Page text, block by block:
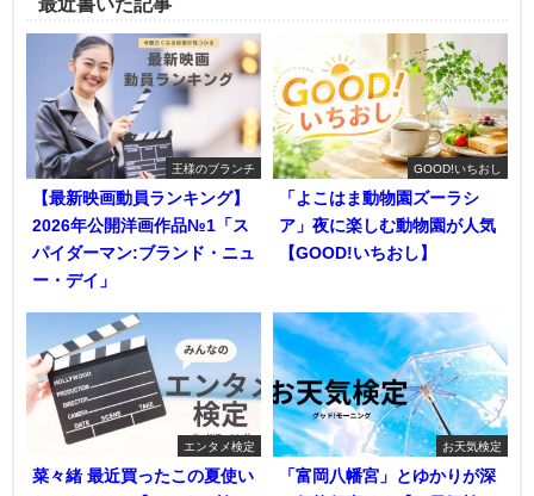
王様のブランチ
【最新映画動員ランキング】
2026年公開洋画作品№1「ス
パイダーマン:ブランド・ニュ
ー・デイ」
GOOD!いちおし
「よこはま動物園ズーラシ
ア」夜に楽しむ動物園が人気
【GOOD!いちおし】
エンタメ検定
菜々緒 最近買ったこの夏使い
お天気検定
「富岡八幡宮」とゆかりが深